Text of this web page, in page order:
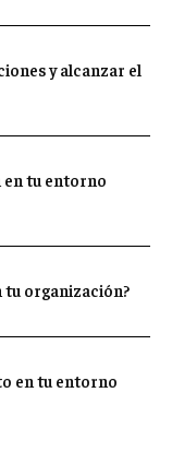
y alcanzar el
en tu entorno
tu organización?
en tu entorno